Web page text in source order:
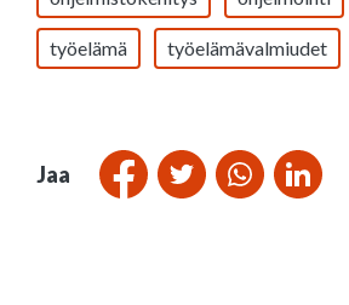
työelämä työelämävalmiudet
Jaa